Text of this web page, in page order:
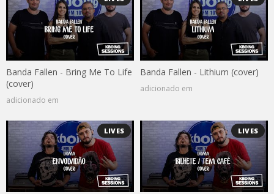
Banda Fallen - Bring Me To Life
(cover)
adicionado em
Banda Fallen - Lithium (cover)
adicionado em
LIVES LIVES